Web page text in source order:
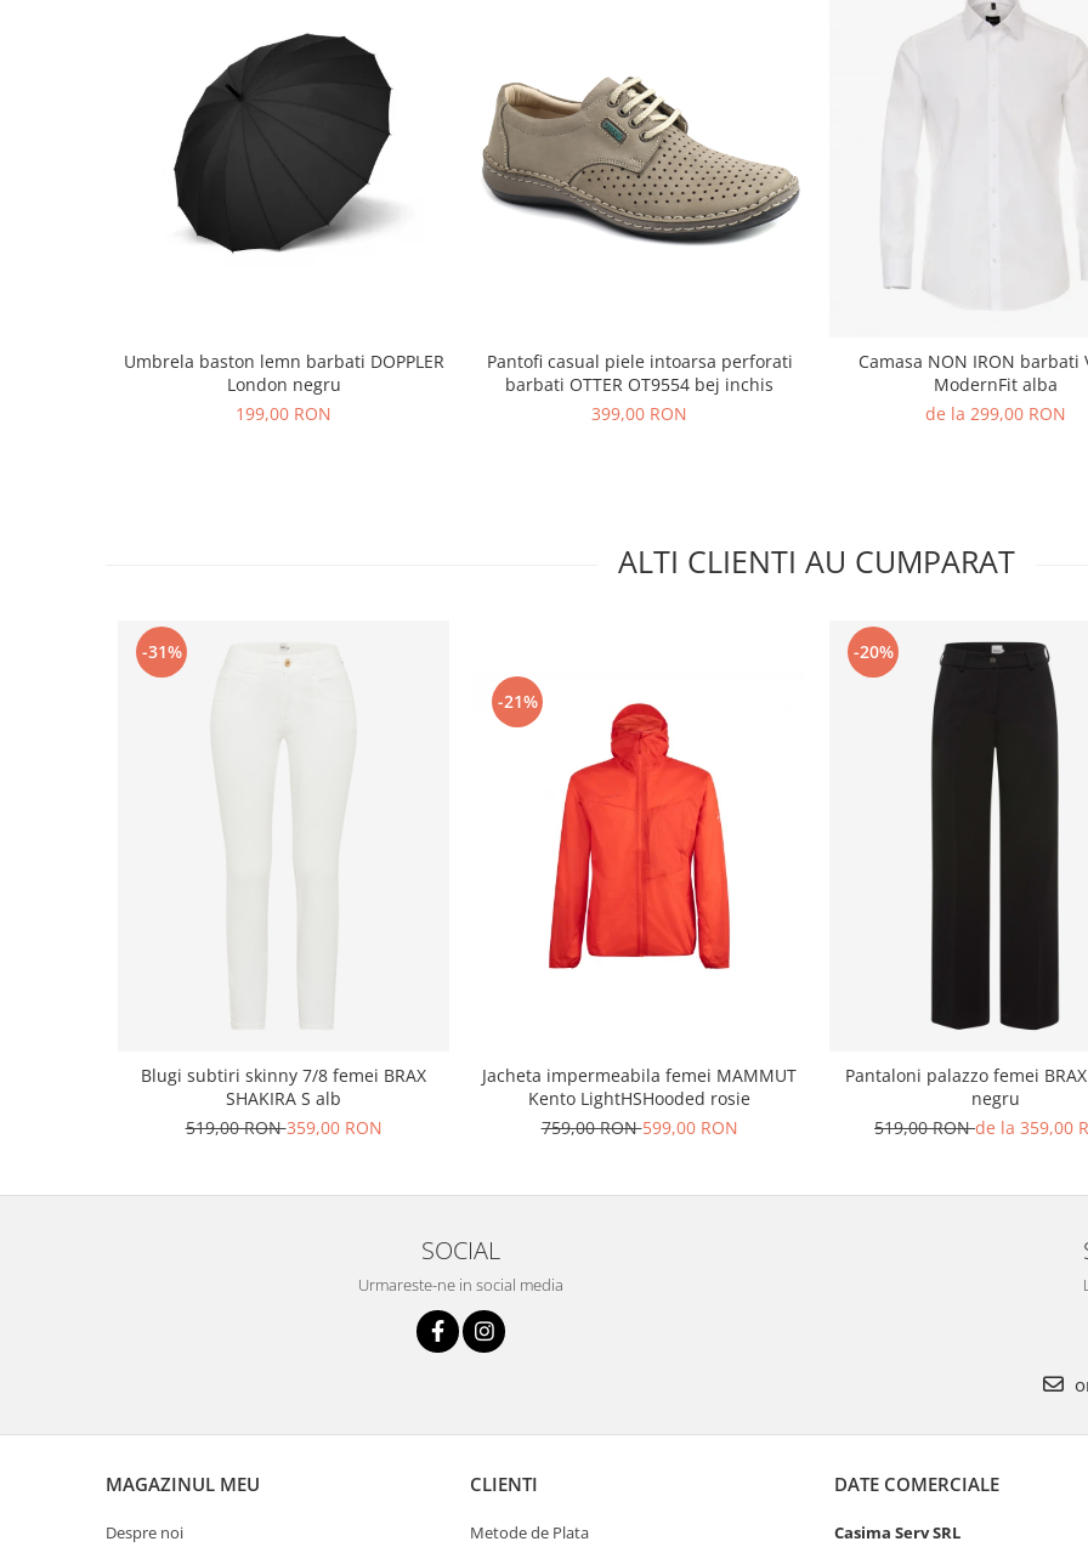
Umbrela baston lemn barbati DOPPLER
London negru
199,00 RON
Pantofi casual piele intoarsa perforati
barbati OTTER OT9554 bej inchis
399,00 RON
Camasa NON IRON barbati
ModernFit alba
de la 299,00 RON
ALTI CLIENTI AU CUMPARAT
-31%
Blugi subtiri skinny 7/8 femei BRAX
SHAKIRA S alb
519,00 RON359,00 RON
-21%
Jacheta impermeabila femei MAMMUT
Kento LightHSHooded rosie
759,00 RON599,00 RON
-20%
Pantaloni palazzo femei
negru
519,00 RONde la 359,00
SOCIAL
Urmareste-ne in social media
MAGAZINUL MEU
Despre noi
CLIENTI
Metode de Plata
DATE COMERCIALE
Casima Serv SRL